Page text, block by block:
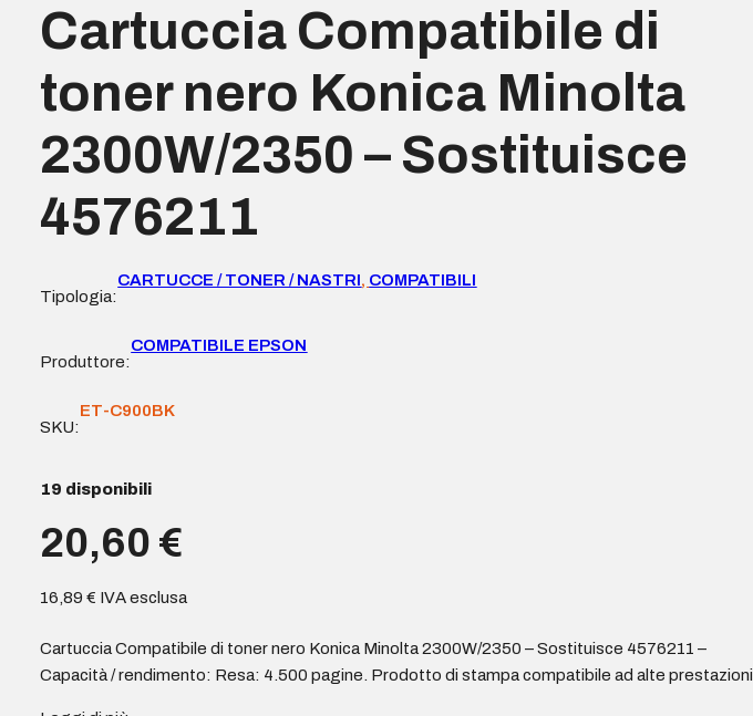
Cartuccia Compatibile di
toner nero Konica Minolta
2300W/2350 – Sostituisce
4576211
Tipologia:
CARTUCCE / TONER / NASTRI, COMPATIBILI
Produttore:
COMPATIBILE EPSON
SKU:
ET-C900BK
19 disponibili
20,60 €
16,89€ IVA esclusa
Cartuccia Compatibile di toner nero Konica Minolta 2300W/2350 – Sostituisce 4576211 –
Capacità / rendimento: Resa: 4.500 pagine. Prodotto di stampa compatibile ad alte prestazioni.